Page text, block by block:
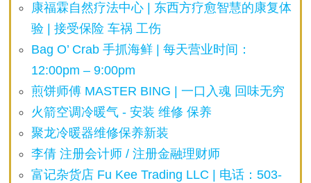
康福霖自然疗法中心 | 东西方疗愈智慧的康复体
验 | 接受保险 车祸 工伤
Bag O’ Crab 手抓海鲜 | 每天营业时间：
12:00pm – 9:00pm
煎饼师傅 MASTER BING | 一口入魂 回味无穷
火箭空调冷暖气 - 安装 维修 保养
聚龙冷暖器维修保养新装
李倩 注册会计师 / 注册金融理财师
富记杂货店 Fu Kee Trading LLC | 电话：503-